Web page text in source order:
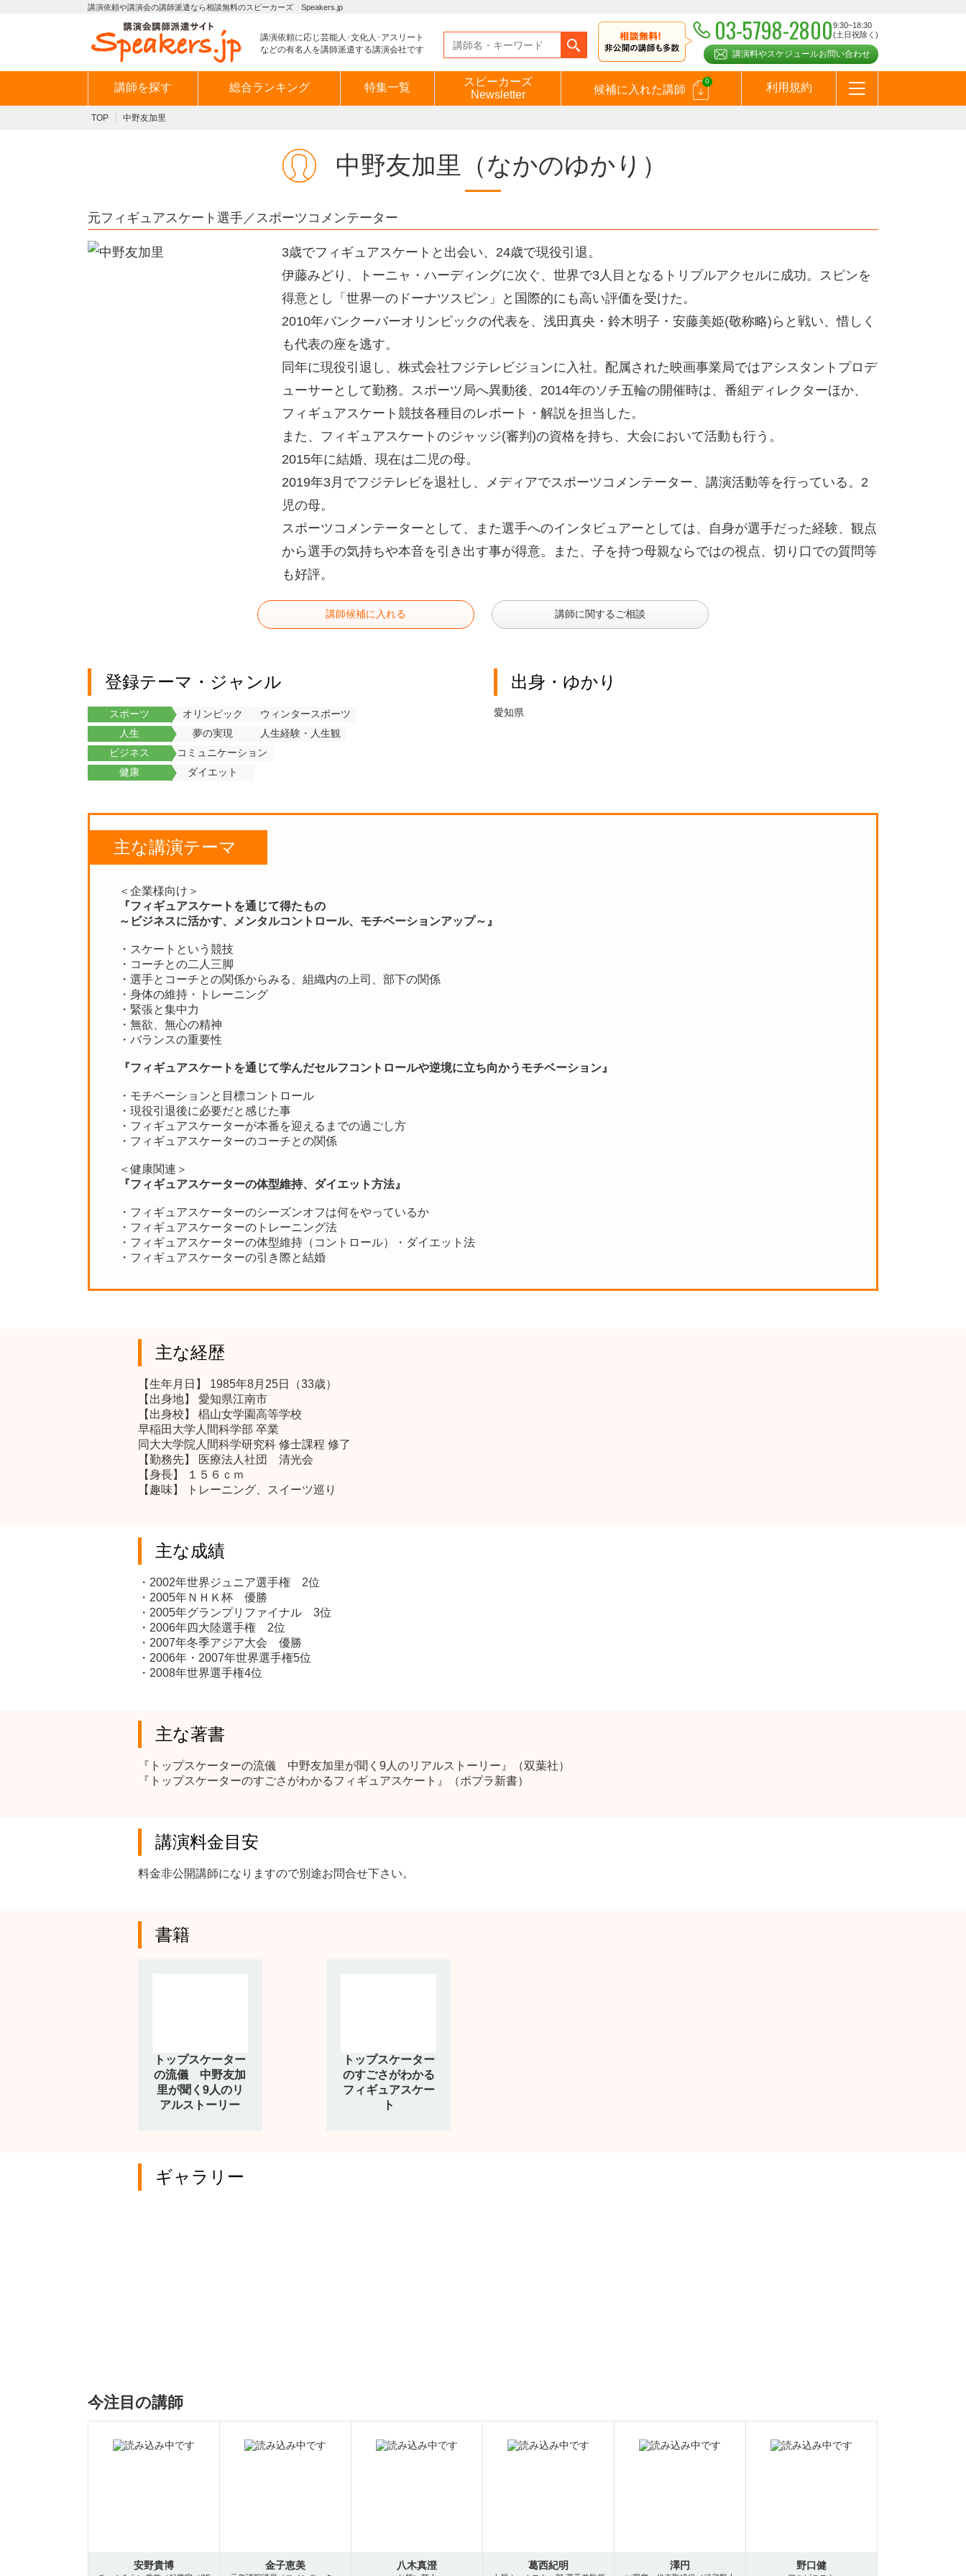
講演依頼や講演会の講師派遣なら相談無料のスピーカーズ Speakers.jp
講演依頼に応じ芸能人･文化人･アスリート
などの有名人を講師派遣する講演会社です
03-5798-28009:30~18:30
(土日祝除く)
講演料やスケジュールお問い合わせ
講師を探す 総合ランキング 特集一覧
スピーカーズ
Newsletter
候補に入れた講師
0
利用規約
TOP 中野友加里
中野友加里 （なかのゆかり）
元フィギュアスケート選手／スポーツコメンテーター
3歳でフィギュアスケートと出会い、24歳で現役引退。
伊藤みどり、トーニャ・ハーディングに次ぐ、世界で3人目となるトリプルアクセルに成功。スピンを
得意とし「世界一のドーナツスピン」と国際的にも高い評価を受けた。
2010年バンクーバーオリンピックの代表を、浅田真央・鈴木明子・安藤美姫(敬称略)らと戦い、惜しく
も代表の座を逃す。
同年に現役引退し、株式会社フジテレビジョンに入社。配属された映画事業局ではアシスタントプロデ
ューサーとして勤務。スポーツ局へ異動後、2014年のソチ五輪の開催時は、番組ディレクターほか、
フィギュアスケート競技各種目のレポート・解説を担当した。
また、フィギュアスケートのジャッジ(審判)の資格を持ち、大会において活動も行う。
2015年に結婚、現在は二児の母。
2019年3月でフジテレビを退社し、メディアでスポーツコメンテーター、講演活動等を行っている。2
児の母。
スポーツコメンテーターとして、また選手へのインタビュアーとしては、自身が選手だった経験、観点
から選手の気持ちや本音を引き出す事が得意。また、子を持つ母親ならではの視点、切り口での質問等
も好評。
講師候補に入れる 講師に関するご相談
登録テーマ・ジャンル
スポーツ オリンピック
ウィンタースポーツ
人生
夢の実現
人生経験・人生観
ビジネス
コミュニケーション
健康
ダイエット
出身・ゆかり
愛知県
主な講演テーマ
＜企業様向け＞
『フィギュアスケートを通じて得たもの
～ビジネスに活かす、メンタルコントロール、モチベーションアップ～』
・スケートという競技
・コーチとの二人三脚
・選手とコーチとの関係からみる、組織内の上司、部下の関係
・身体の維持・トレーニング
・緊張と集中力
・無欲、無心の精神
・バランスの重要性
『フィギュアスケートを通じて学んだセルフコントロールや逆境に立ち向かうモチベーション』
・モチベーションと目標コントロール
・現役引退後に必要だと感じた事
・フィギュアスケーターが本番を迎えるまでの過ごし方
・フィギュアスケーターのコーチとの関係
＜健康関連＞
『フィギュアスケーターの体型維持、ダイエット方法』
・フィギュアスケーターのシーズンオフは何をやっているか
・フィギュアスケーターのトレーニング法
・フィギュアスケーターの体型維持（コントロール）・ダイエット法
・フィギュアスケーターの引き際と結婚
主な経歴
【生年月日】 1985年8月25日（33歳）
【出身地】 愛知県江南市
【出身校】 椙山女学園高等学校
早稲田大学人間科学部 卒業
同大大学院人間科学研究科 修士課程 修了
【勤務先】 医療法人社団 清光会
【身長】 １５６ｃｍ
【趣味】 トレーニング、スイーツ巡り
主な成績
・2002年世界ジュニア選手権 2位
・2005年ＮＨＫ杯 優勝
・2005年グランプリファイナル 3位
・2006年四大陸選手権 2位
・2007年冬季アジア大会 優勝
・2006年・2007年世界選手権5位
・2008年世界選手権4位
主な著書
『トップスケーターの流儀 中野友加里が聞く9人のリアルストーリー』（双葉社）
『トップスケーターのすごさがわかるフィギュアスケート』（ポプラ新書）
講演料金目安
料金非公開講師になりますので別途お問合せ下さい。
書籍
トップスケーター
の流儀 中野友加
里が聞く9人のリ
アルストーリー
トップスケーター
のすごさがわかる
フィギュアスケー
ト
ギャラリー
今注目の講師
安野貴博 金子恵美 八木真澄 葛西紀明 澤円 野口健